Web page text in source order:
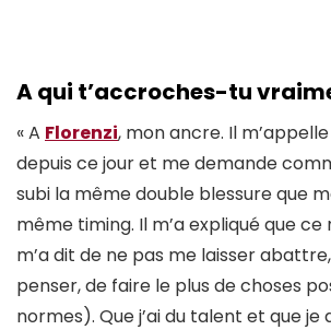
A qui t’accroches-tu
« A Florenzi, mon ancre. Il
depuis ce jour et me demande
subi la même double blessure que
même timing. Il m’a expliqué que ce
m’a dit de ne pas me laisser
penser, de faire le plus de choses
normes). Que j’ai du talent et que